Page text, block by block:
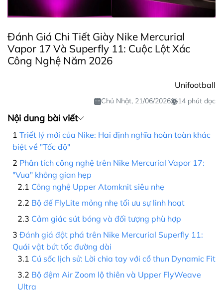
Đánh Giá Chi Tiết Giày Nike Mercurial
Vapor 17 Và Superfly 11: Cuộc Lột Xác
Công Nghệ Năm 2026
Unifootball
Chủ Nhật, 21/06/2026 14 phút đọc
Nội dung bài viết
Triết lý mới của Nike: Hai định nghĩa hoàn toàn khác
biệt về "Tốc độ"
Phân tích công nghệ trên Nike Mercurial Vapor 17:
"Vua" không gian hẹp
Công nghệ Upper Atomknit siêu nhẹ
Bộ đế FlyLite mỏng nhẹ tối ưu sự linh hoạt
Cảm giác sút bóng và đối tượng phù hợp
Đánh giá đột phá trên Nike Mercurial Superfly 11:
Quái vật bứt tốc đường dài
Cú sốc lịch sử: Lời chia tay với cổ thun Dynamic Fit
Bộ đệm Air Zoom lộ thiên và Upper FlyWeave
Ultra